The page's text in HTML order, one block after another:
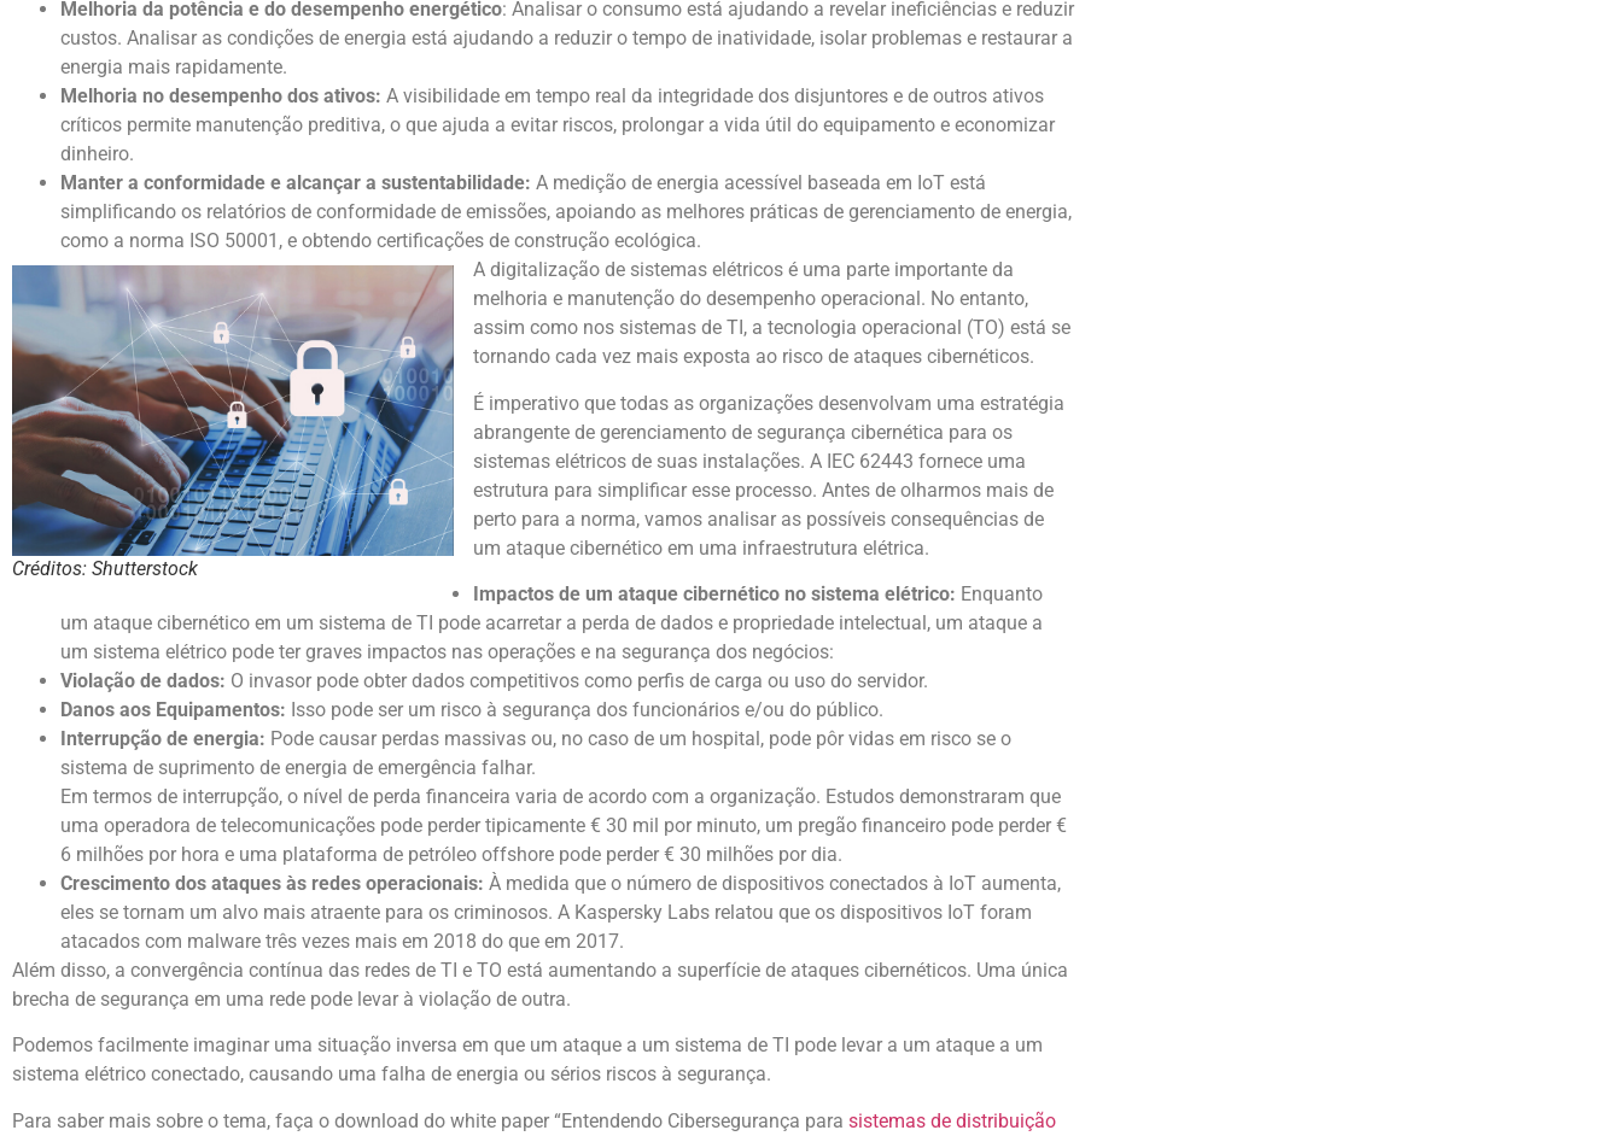
Melhoria da potência e do desempenho energético: Analisar o consumo está ajudando a revelar ineficiências e reduzir
custos. Analisar as condições de energia está ajudando a reduzir o tempo de inatividade, isolar problemas e restaurar a
energia mais rapidamente.
Melhoria no desempenho dos ativos: A visibilidade em tempo real da integridade dos disjuntores e de outros ativos
críticos permite manutenção preditiva, o que ajuda a evitar riscos, prolongar a vida útil do equipamento e economizar
dinheiro.
Manter a conformidade e alcançar a sustentabilidade: A medição de energia acessível baseada em IoT está
simplificando os relatórios de conformidade de emissões, apoiando as melhores práticas de gerenciamento de energia,
como a norma ISO 50001, e obtendo certificações de construção ecológica.
Créditos: Shutterstock
A digitalização de sistemas elétricos é uma parte importante da
melhoria e manutenção do desempenho operacional. No entanto,
assim como nos sistemas de TI, a tecnologia operacional (TO) está se
tornando cada vez mais exposta ao risco de ataques cibernéticos.
É imperativo que todas as organizações desenvolvam uma estratégia
abrangente de gerenciamento de segurança cibernética para os
sistemas elétricos de suas instalações. A IEC 62443 fornece uma
estrutura para simplificar esse processo. Antes de olharmos mais de
perto para a norma, vamos analisar as possíveis consequências de
um ataque cibernético em uma infraestrutura elétrica.
Impactos de um ataque cibernético no sistema elétrico: Enquanto
um ataque cibernético em um sistema de TI pode acarretar a perda de dados e propriedade intelectual, um ataque a
um sistema elétrico pode ter graves impactos nas operações e na segurança dos negócios:
Violação de dados: O invasor pode obter dados competitivos como perfis de carga ou uso do servidor.
Danos aos Equipamentos: Isso pode ser um risco à segurança dos funcionários e/ou do público.
Interrupção de energia: Pode causar perdas massivas ou, no caso de um hospital, pode pôr vidas em risco se o
sistema de suprimento de energia de emergência falhar.
Em termos de interrupção, o nível de perda financeira varia de acordo com a organização. Estudos demonstraram que
uma operadora de telecomunicações pode perder tipicamente € 30 mil por minuto, um pregão financeiro pode perder €
6 milhões por hora e uma plataforma de petróleo offshore pode perder € 30 milhões por dia.
Crescimento dos ataques às redes operacionais: À medida que o número de dispositivos conectados à IoT aumenta,
eles se tornam um alvo mais atraente para os criminosos. A Kaspersky Labs relatou que os dispositivos IoT foram
atacados com malware três vezes mais em 2018 do que em 2017.
Além disso, a convergência contínua das redes de TI e TO está aumentando a superfície de ataques cibernéticos. Uma única
brecha de segurança em uma rede pode levar à violação de outra.
Podemos facilmente imaginar uma situação inversa em que um ataque a um sistema de TI pode levar a um ataque a um
sistema elétrico conectado, causando uma falha de energia ou sérios riscos à segurança.
Para saber mais sobre o tema, faça o download do white paper “Entendendo Cibersegurança para sistemas de distribuição